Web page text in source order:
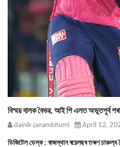
বিস্ময় বালক বৈভৱ, আই পি এলত অভূতপূৰ্ব
dainik janambhumi April 12,
ডিজিটেল ডেস্ক : ৰাজস্থান ৰয়েলছৰ তৰুণ